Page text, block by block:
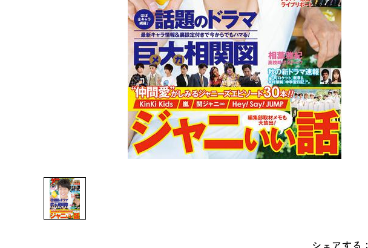
シェアする：